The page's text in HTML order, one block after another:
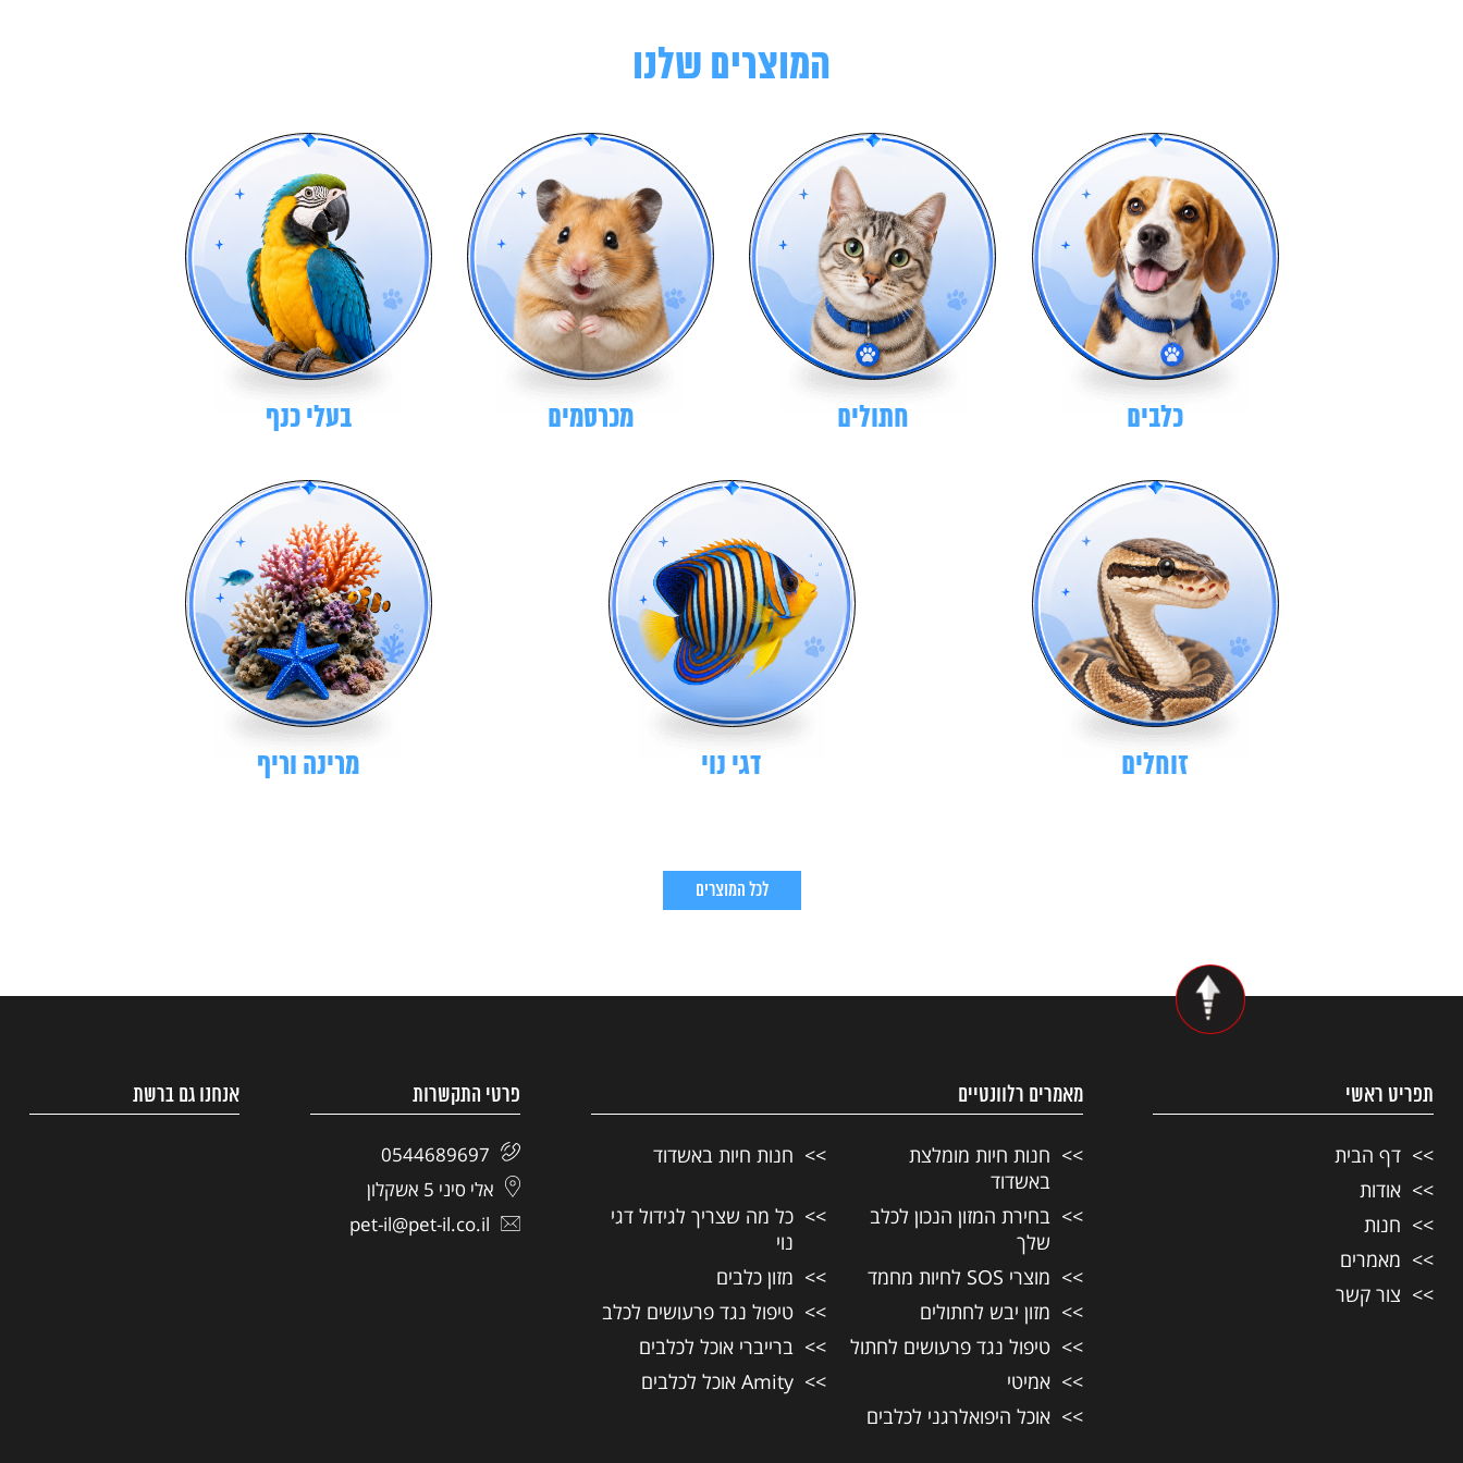
המוצרים שלנו
כלבים חתולים מכרסמים בעלי כנף
זוחלים דגי נוי מרינה וריף
לכל המוצרים
תפריט ראשי
דף הבית
אודות
חנות
מאמרים
צור קשר
מאמרים רלוונטיים
חנות חיות מומלצת
באשדוד
חנות חיות באשדוד
בחירת המזון הנכון לכלב
שלך
כל מה שצריך לגידול דגי
נוי
מוצרי SOS לחיות מחמד
מזון כלבים
מזון יבש לחתולים
טיפול נגד פרעושים לכלב
טיפול נגד פרעושים לחתול
ברייברי אוכל לכלבים
אמיטי
Amity אוכל לכלבים
אוכל היפואלרגני לכלבים
פרטי התקשרות
0544689697
אלי סיני 5 אשקלון
pet-il@pet-il.co.il
אנחנו גם ברשת